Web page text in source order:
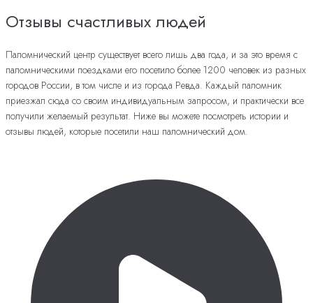
Отзывы счастливых людей
Паломнический центр существует всего лишь два года, и за это время с
паломническими поездками его посетило более 1200 человек из разных
городов России, в том числе и из города Ревда. Каждый паломник
приезжал сюда со своим индивидуальным запросом, и практически все
получили желаемый результат. Ниже вы можете посмотреть истории и
отзывы людей, которые посетили наш паломнический дом.